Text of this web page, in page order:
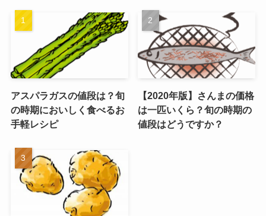
アスパラガスの値段は？旬
の時期においしく食べるお
手軽レシピ
【2020年版】さんまの価格
は一匹いくら？旬の時期の
値段はどうですか？